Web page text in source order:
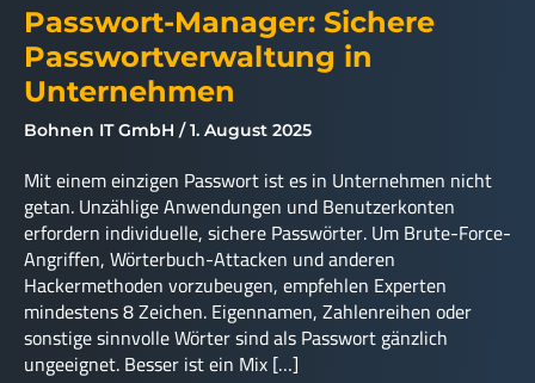
Passwort-Manager: Sichere
Passwortverwaltung in
Unternehmen
Bohnen IT GmbH 1. August 2025
Mit einem einzigen Passwort ist es in Unternehmen nicht
getan. Unzählige Anwendungen und Benutzerkonten
erfordern individuelle, sichere Passwörter. Um Brute-Force-
Angriffen, Wörterbuch-Attacken und anderen
Hackermethoden vorzubeugen, empfehlen Experten
mindestens 8 Zeichen. Eigennamen, Zahlenreihen oder
sonstige sinnvolle Wörter sind als Passwort gänzlich
ungeeignet. Besser ist ein Mix […]